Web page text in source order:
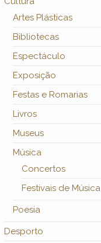
Artes Plásticas
Bibliotecas
Espectáculo
Exposição
Festas e Romarias
Livros
Museus
Música
Concertos
Festivais de Música
Poesia
Desporto